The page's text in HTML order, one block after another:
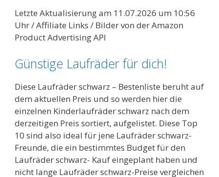
Letzte Aktualisierung am 11.07.2026 um 10:56
Uhr / Affiliate Links / Bilder von der Amazon
Product Advertising API
Günstige Laufräder für dich!
Diese Laufräder schwarz – Bestenliste beruht auf
dem aktuellen Preis und so werden hier die
einzelnen Kinderlaufräder schwarz nach dem
derzeitigen Preis sortiert, aufgelistet. Diese Top
10 sind also ideal für jene Laufräder schwarz-
Freunde, die ein bestimmtes Budget für den
Laufräder schwarz- Kauf eingeplant haben und
nicht lange Laufräder schwarz-Preise vergleichen